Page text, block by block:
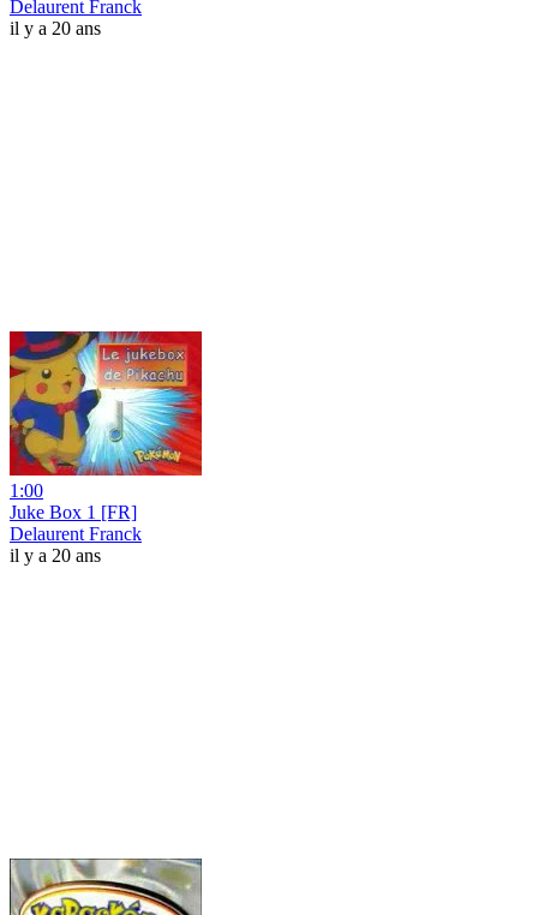
Delaurent Franck
il y a 20 ans
1:00
Juke Box 1 [FR]
Delaurent Franck
il y a 20 ans